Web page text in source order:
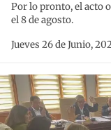
Por lo pronto, el acto
el 8 de agosto.
Jueves 26 de Junio,